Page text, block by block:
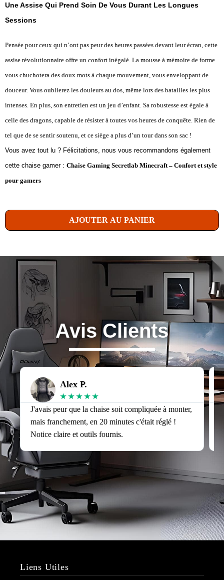
Une Assise Qui Prend Soin De Vous Durant Les Longues
Sessions
Pensée pour ceux qui n’ont pas peur des heures passées devant leur écran, cette
assise révolutionnaire offre un confort inégalé. La mousse à mémoire de forme
vous chuchotera des doux mots à chaque mouvement, vous enveloppant de
douceur. Vous oublierez les douleurs au dos, même lors des batailles les plus
intenses. En plus, son entretien est un jeu d’enfant. Sa robustesse est égale à
celle des dragons, capable de résister à toutes vos heures de conquête. Rien de
tel que de se sentir soutenu, et ce siège a plus d’un tour dans son sac !
Vous avez tout lu ? Félicitations, nous vous recommandons également
cette chaise gamer : Chaise Gaming Secretlab Minecraft – Confort et style
pour gamers
AJOUTER AU PANIER
Avis Clients
Alex P.
★ ★ ★ ★ ★
J'avais peur que la chaise soit compliquée à monter,
mais franchement, en 20 minutes c'était réglé !
Notice claire et outils fournis.
Liens Utiles